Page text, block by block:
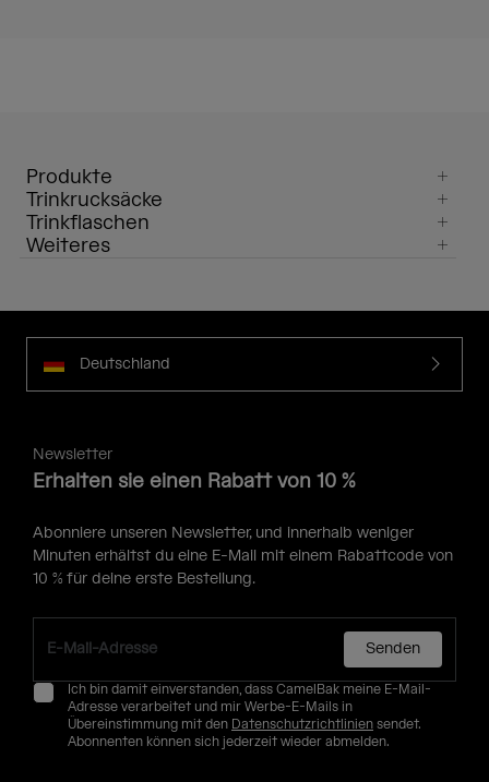
Produkte
Trinkrucksäcke
Trinkflaschen
Weiteres
Deutschland
Newsletter
Erhalten sie einen Rabatt von 10 %
Abonniere unseren Newsletter, und innerhalb weniger
Minuten erhältst du eine E-Mail mit einem Rabattcode von
10 % für deine erste Bestellung.
Senden
Ich bin damit einverstanden, dass CamelBak meine E-Mail-
Adresse verarbeitet und mir Werbe-E-Mails in
Übereinstimmung mit den Datenschutzrichtlinien sendet.
Abonnenten können sich jederzeit wieder abmelden.